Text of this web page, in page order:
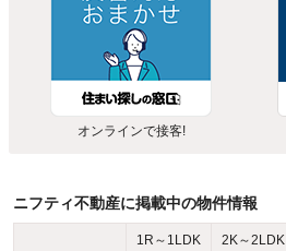
オンラインで接客!
ニフティ不動産に掲載中の物件情報
1R～1LDK 2K～2LDK